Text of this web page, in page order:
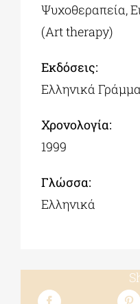
ΕΚΔΗΛΩΣΕΙΣΨυχοθεραπεία,
(Art therapy)
Εκδόσεις:
Ελληνικά
Χρονολογία:
1999
Γλώσσα:
Ελληνικά